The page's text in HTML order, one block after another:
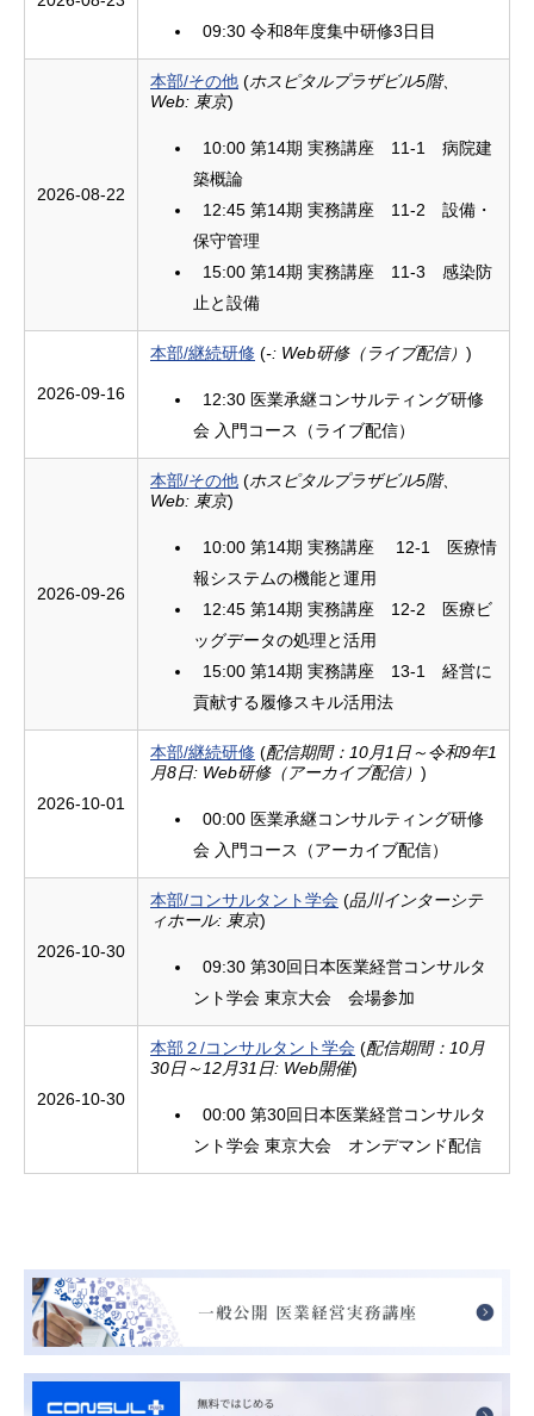
09:30 令和8年度集中研修3日目
2026-08-22
本部/その他 (ホスピタルプラザビル5階、
Web: 東京)
10:00 第14期 実務講座 11-1 病院建
築概論
12:45 第14期 実務講座 11-2 設備・
保守管理
15:00 第14期 実務講座 11-3 感染防
止と設備
2026-09-16
本部/継続研修 (-: Web研修（ライブ配信） )
12:30 医業承継コンサルティング研修
会 入門コース（ライブ配信）
2026-09-26
本部/その他 (ホスピタルプラザビル5階、
Web: 東京)
10:00 第14期 実務講座 12-1 医療情
報システムの機能と運用
12:45 第14期 実務講座 12-2 医療ビ
ッグデータの処理と活用
15:00 第14期 実務講座 13-1 経営に
貢献する履修スキル活用法
2026-10-01
本部/継続研修 (配信期間：10月1日～令和9年1
月8日: Web研修（アーカイブ配信） )
00:00 医業承継コンサルティング研修
会 入門コース（アーカイブ配信）
2026-10-30
本部/コンサルタント学会 (品川インターシテ
ィホール: 東京)
09:30 第30回日本医業経営コンサルタ
ント学会 東京大会 会場参加
2026-10-30
本部２/コンサルタント学会 (配信期間：10月
30日～12月31日: Web開催)
00:00 第30回日本医業経営コンサルタ
ント学会 東京大会 オンデマンド配信